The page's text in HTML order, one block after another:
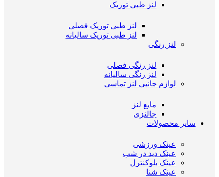
لنز طبی توریک
لنز طبی توریک فصلی
لنز طبی توریک سالیانه
لنز رنگی
لنز رنگی فصلی
لنز رنگی سالیانه
لوازم جانبی لنز تماسی
مایع لنز
جالنزی
سایر محصولات
عینک ورزشی
عینک دید در شب
عینک بلوکنترل
عینک شنا